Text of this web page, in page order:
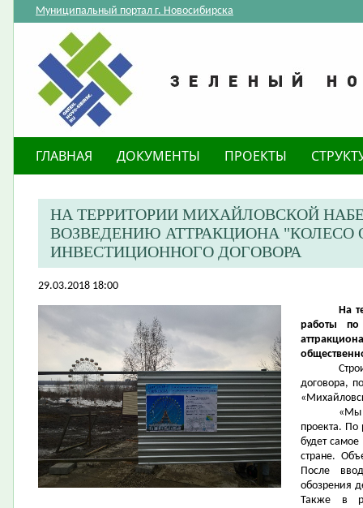
Муниципальный портал г. Новосибирска
ГЛАВНАЯ ДОКУМЕНТЫ ПРОЕКТЫ
НА ТЕРРИТОРИИ МИХАЙЛОВСКОЙ
ВОЗВЕДЕНИЮ АТТРАКЦИОНА "КОЛЕСО
ИНВЕСТИЦИОННОГО ДОГОВОРА
29.03.2018 18:00
На
работы по
договора,
«Мы
проекта. По
будет
стране.
После
обозрения
Также в